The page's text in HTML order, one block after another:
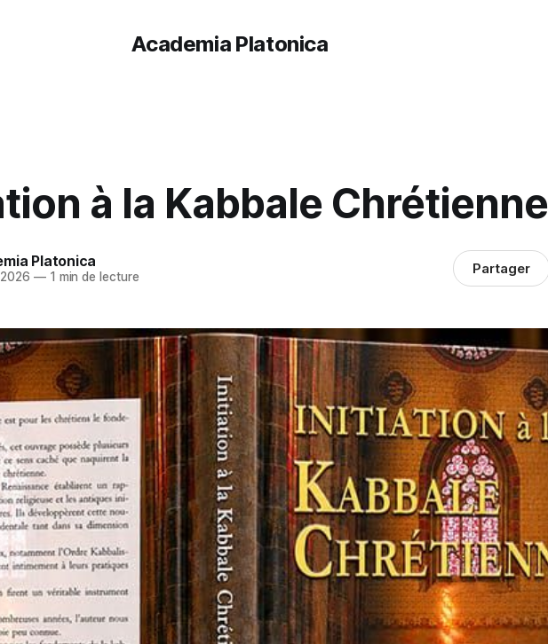
Academia Platonica
à la Kabbale Chrétienne
Platonica
—1 min de lecture Partager